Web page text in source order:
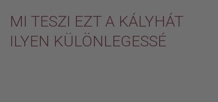
MI TESZI EZT A KÁLYHÁT
ILYEN KÜLÖNLEGESSÉ